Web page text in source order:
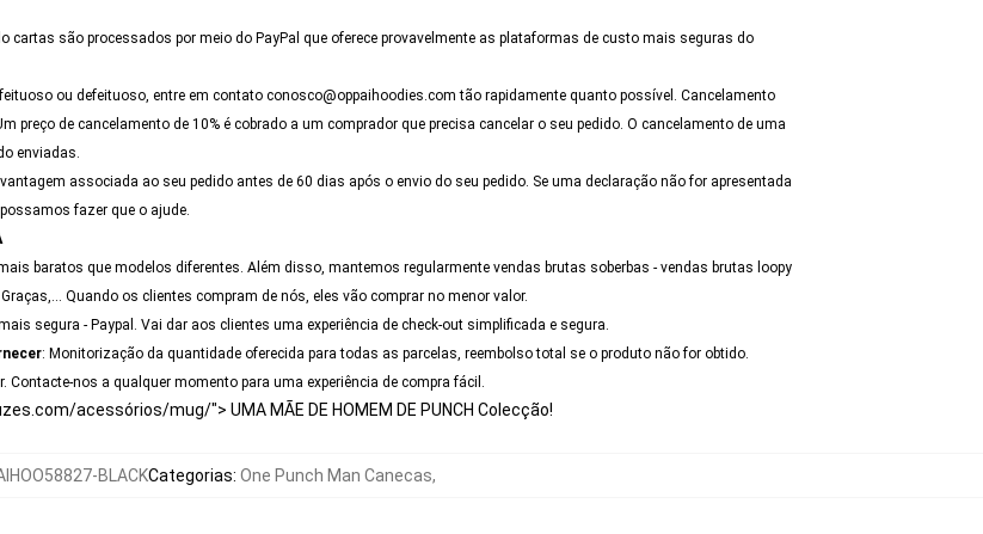
são processados por meio do PayPal que oferece provavelmente as plataformas de custo mais seguras do
ou defeituoso, entre em contato conosco@oppaihoodies.com tão rapidamente quanto possível. Cancelamento
preço de cancelamento de 10% é cobrado a um comprador que precisa cancelar o seu pedido. O cancelamento de uma
enviadas.
associada ao seu pedido antes de 60 dias após o envio do seu pedido. Se uma declaração não for apresentada
fazer que o ajude.
baratos que modelos diferentes. Além disso, mantemos regularmente vendas brutas soberbas - vendas brutas loopy
Quando os clientes compram de nós, eles vão comprar no menor valor.
segura - Paypal. Vai dar aos clientes uma experiência de check-out simplificada e segura.
: Monitorização da quantidade oferecida para todas as parcelas, reembolso total se o produto não for obtido.
Contacte-nos a qualquer momento para uma experiência de compra fácil.
acessórios/mug/"> UMA MÃE DE HOMEM DE PUNCH Colecção!
BLACKCategorias: One Punch Man Canecas,